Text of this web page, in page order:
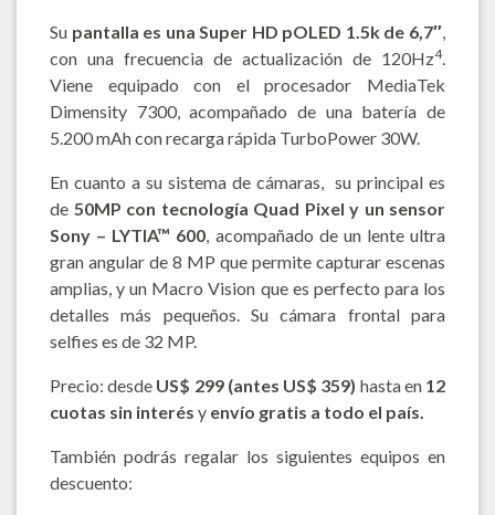
Su pantalla es una Super HD pOLED 1.5k de 6,7″,
con una frecuencia de actualización de 120Hz4.
Viene equipado con el procesador MediaTek
Dimensity 7300, acompañado de una batería de
5.200 mAh con recarga rápida TurboPower 30W.
En cuanto a su sistema de cámaras, su principal es
de 50MP con tecnología Quad Pixel y un sensor
Sony – LYTIA™ 600, acompañado de un lente ultra
gran angular de 8 MP que permite capturar escenas
amplias, y un Macro Vision que es perfecto para los
detalles más pequeños. Su cámara frontal para
selfies es de 32 MP.
Precio: desde US$ 299 (antes US$ 359) hasta en 12
cuotas sin interés y envío gratis a todo el país.
También podrás regalar los siguientes equipos en
descuento: